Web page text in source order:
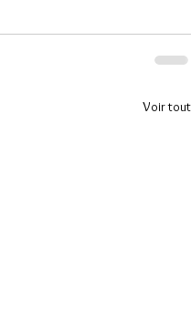
Voir tout